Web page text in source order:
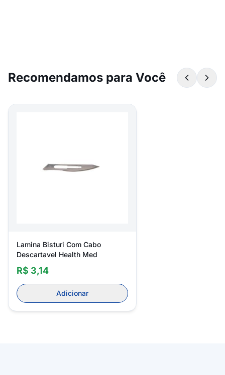
Recomendamos para Você
Lamina Bisturi Com Cabo
Descartavel Health Med
R$ 3,14
Adicionar